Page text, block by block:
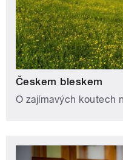
Českem bleskem
O zajímavých koutech